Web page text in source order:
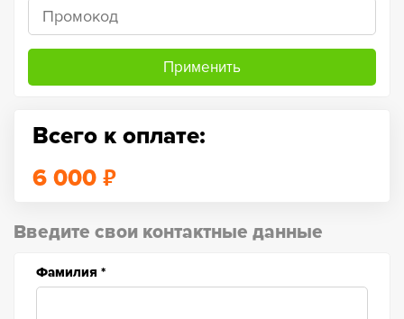
Применить
Всего к оплате:
6 000 ₽
Введите свои контактные данные
Фамилия *